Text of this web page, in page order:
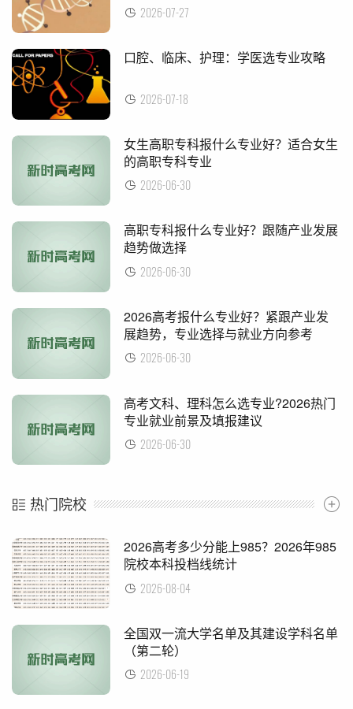
2026-07-27
​口腔、临床、护理：学医选专业攻略
2026-07-18
​女生高职专科报什么专业好？适合女生
的高职专科专业
2026-06-30
​高职专科报什么专业好？跟随产业发展
趋势做选择
2026-06-30
​2026高考报什么专业好？紧跟产业发
展趋势，专业选择与就业方向参考
2026-06-30
​高考文科、理科怎么选专业?2026热门
专业就业前景及填报建议
2026-06-30
热门院校
​2026高考多少分能上985？2026年985
院校本科投档线统计
2026-08-04
​全国双一流大学名单及其建设学科名单
（第二轮）
2026-06-19